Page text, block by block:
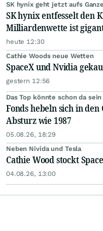
SK hynix geht jetzt aufs Ganze
SK hynix entfesselt den
Milliardenwette ist
heute 12:30
Cathie Woods neue Wetten
SpaceX und Nvidia
gestern 12:56
Das Top könnte schon da sein
Fonds hebeln sich in
Absturz wie 1987
05.08.26, 18:29
Neben Nivida und Tesla
Cathie Wood stockt
04.08.26, 13:00